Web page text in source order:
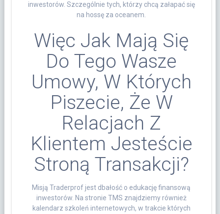
inwestorów. Szczególnie tych, którzy chcą załapać się
na hossę za oceanem.
Więc Jak Mają Się
Do Tego Wasze
Umowy, W Których
Piszecie, Że W
Relacjach Z
Klientem Jesteście
Stroną Transakcji?
Misją Traderprof jest dbałość o edukację finansową
inwestorów. Na stronie TMS znajdziemy również
kalendarz szkoleń internetowych, w trakcie których